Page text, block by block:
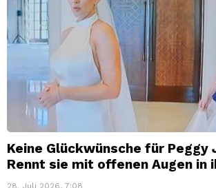
Keine Glückwünsche für Peggy
Rennt sie mit offenen Augen in
28. Juli 2026, 7:08